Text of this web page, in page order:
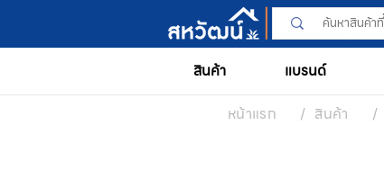
สินค้า แบรนด์
หน้าแรก
/ สินค้า /